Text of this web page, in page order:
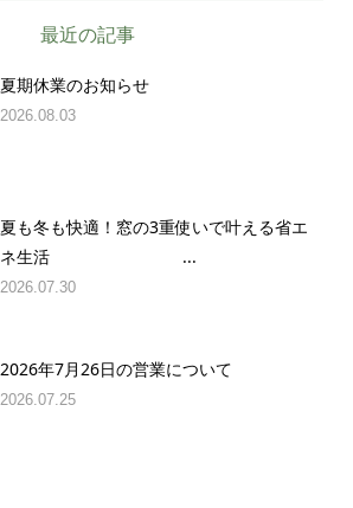
最近の記事
夏期休業のお知らせ
2026.08.03
夏も冬も快適！窓の3重使いで叶える省エ
ネ生活 ...
2026.07.30
2026年7月26日の営業について
2026.07.25